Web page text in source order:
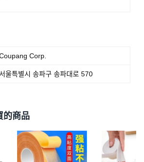
Corp.
서울특별시 송파구 송파대로 570
的商品